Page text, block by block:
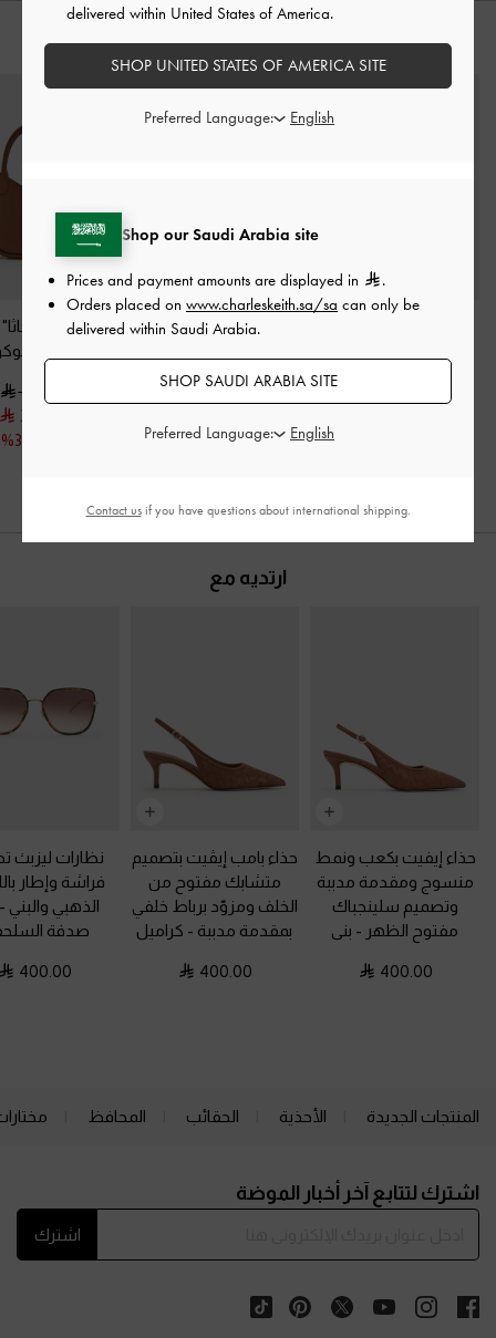
قد يعجبك آيضاً
شنطة هوبو هندسية
550.00
خصم 32%
حقيبة توت
450.00
300.00
ارتديه مع
حذاء إيفيت بكعب ونمط
منسوج ومقدمة مدببة
وتصميم سلينجباك
مفتوح الظهر - بنى
400.00
حذاء بامب إيڤيت بتصميم
متشابك مفتوح من
الخلف ومزوّد برباط خلفي
بمقدمة مدببة - كراميل
400.00
نظارات ليزبث
فراشة وإطار
الذهبي والبني
صدفة
400.00
المنتجات الجديدة الأحذية الحقائب المحافظ
اشترك لتتابع آخر أخبار الموضة
اشترك
Shop our Saudi Arabia site
Prices and payment amounts are displayed in
.
Orders placed on www.charleskeith.sa/sa can only be
delivered within Saudi Arabia.
SHOP SAUDI ARABIA SITE
Preferred Language:
delivered within United States of America.
SHOP UNITED STATES OF AMERICA SITE
Preferred Language:
Contact usif you have questions about international shipping.